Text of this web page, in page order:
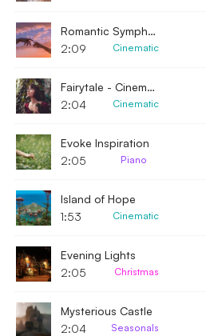
Romantic Symphony
2:09
Cinematic
Fairytale - Cinematic
2:04
Cinematic
Evoke Inspiration
2:05
Piano
Island of Hope
1:53
Cinematic
Evening Lights
2:05
Christmas
Mysterious Castle
2:04
Seasonals